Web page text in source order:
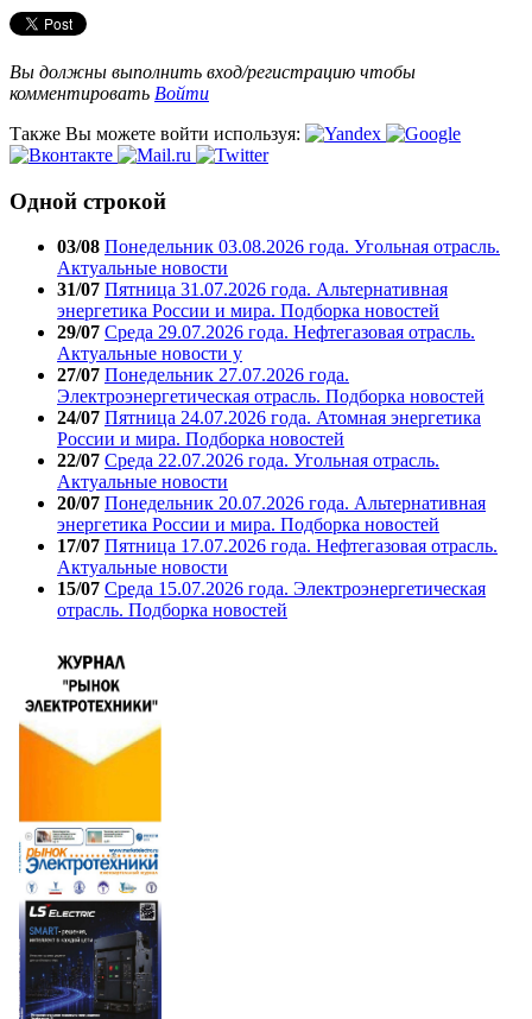
Вы должны выполнить вход/регистрацию чтобы
комментировать Войти
Также Вы можете войти используя:
Одной строкой
03/08 Понедельник 03.08.2026 года. Угольная отрасль.
Актуальные новости
31/07 Пятница 31.07.2026 года. Альтернативная
энергетика России и мира. Подборка новостей
29/07 Среда 29.07.2026 года. Нефтегазовая отрасль.
Актуальные новости у
27/07 Понедельник 27.07.2026 года.
Электроэнергетическая отрасль. Подборка новостей
24/07 Пятница 24.07.2026 года. Атомная энергетика
России и мира. Подборка новостей
22/07 Среда 22.07.2026 года. Угольная отрасль.
Актуальные новости
20/07 Понедельник 20.07.2026 года. Альтернативная
энергетика России и мира. Подборка новостей
17/07 Пятница 17.07.2026 года. Нефтегазовая отрасль.
Актуальные новости
15/07 Среда 15.07.2026 года. Электроэнергетическая
отрасль. Подборка новостей